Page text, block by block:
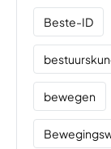
Beste-ID
bewegen